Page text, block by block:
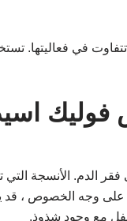
في فعاليتها.
الأنسجة التي
وجه الخصوص ، قد
مع وجود شذوذ.